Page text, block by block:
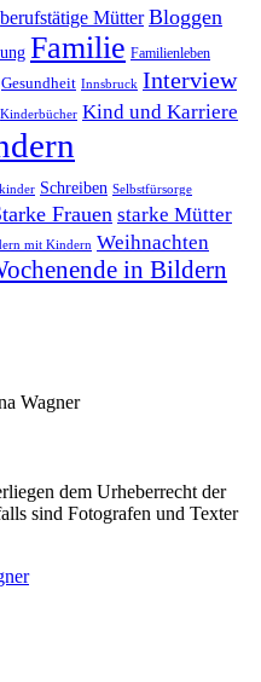
berufstätige Mütter Bloggen
Familie Familienleben
Gesundheit Innsbruck Interview
Kinderbücher Kind und Karriere
Schreiben Selbstfürsorge
Frauen starke Mütter
mit Kindern Weihnachten
in Bildern
Wagner
dem Urheberrecht der
sind Fotografen und Texter